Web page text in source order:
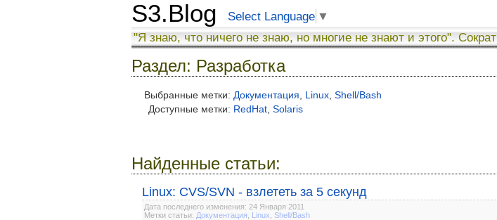
S3.Blog Select Language ▼
"Я знаю, что ничего не знаю, но многие не знают и этого". Сократ
Раздел: Разработка
Выбранные метки: Документация Linux Shell/Bash
Доступные метки: RedHat Solaris
Найденные статьи:
Linux: CVS/SVN - взлететь за 5 секунд
Дата последнего изменения: 24 Января 2011
Метки статьи: Документация Linux Shell/Bash